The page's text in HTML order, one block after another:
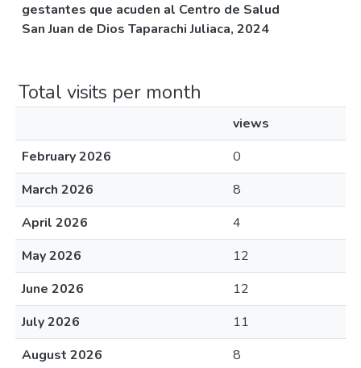
gestantes que acuden al Centro de Salud
San Juan de Dios Taparachi Juliaca, 2024
Total visits per month
views
February 2026
0
March 2026
8
April 2026
4
May 2026
12
June 2026
12
July 2026
11
August 2026
8